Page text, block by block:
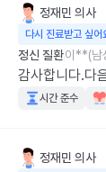
정재민 의사
다시 진료받고 싶어
정신 질환이**(남
감사합니다.다
시간 준수
정재민 의사